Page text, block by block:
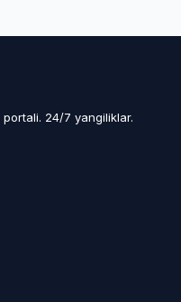
24/7 yangiliklar.